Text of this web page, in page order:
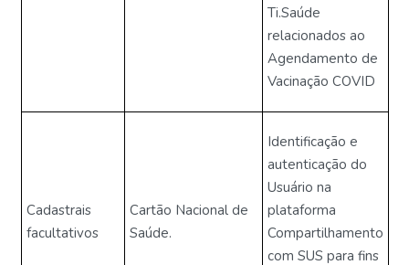
Ti.Saúde
relacionados ao
Agendamento de
Vacinação COVID
Cadastrais
facultativos
Cartão Nacional de
Saúde.
Identificação e
autenticação do
Usuário na
plataforma
Compartilhamento
com SUS para fins